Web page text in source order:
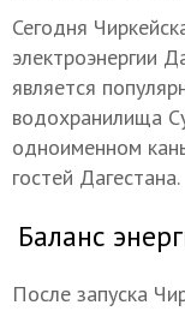
Сегодня
электроэнергии
является
водохранилища
одноименном
гостей Дагестана.
Баланс
После запуска